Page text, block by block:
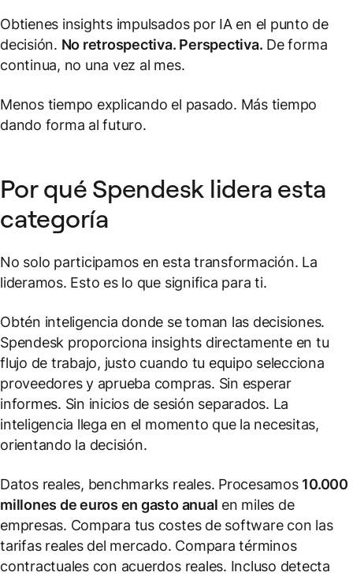
Obtienes insights impulsados por IA en el punto de
decisión. No retrospectiva. Perspectiva. De forma
continua, no una vez al mes.
Menos tiempo explicando el pasado. Más tiempo
dando forma al futuro.
Por qué Spendesk lidera esta
categoría
No solo participamos en esta transformación. La
lideramos. Esto es lo que significa para ti.
Obtén inteligencia donde se toman las decisiones.
Spendesk proporciona insights directamente en tu
flujo de trabajo, justo cuando tu equipo selecciona
proveedores y aprueba compras. Sin esperar
informes. Sin inicios de sesión separados. La
inteligencia llega en el momento que la necesitas,
orientando la decisión.
Datos reales, benchmarks reales. Procesamos 10.000
millones de euros en gasto anual en miles de
empresas. Compara tus costes de software con las
tarifas reales del mercado. Compara términos
contractuales con acuerdos reales. Incluso detecta